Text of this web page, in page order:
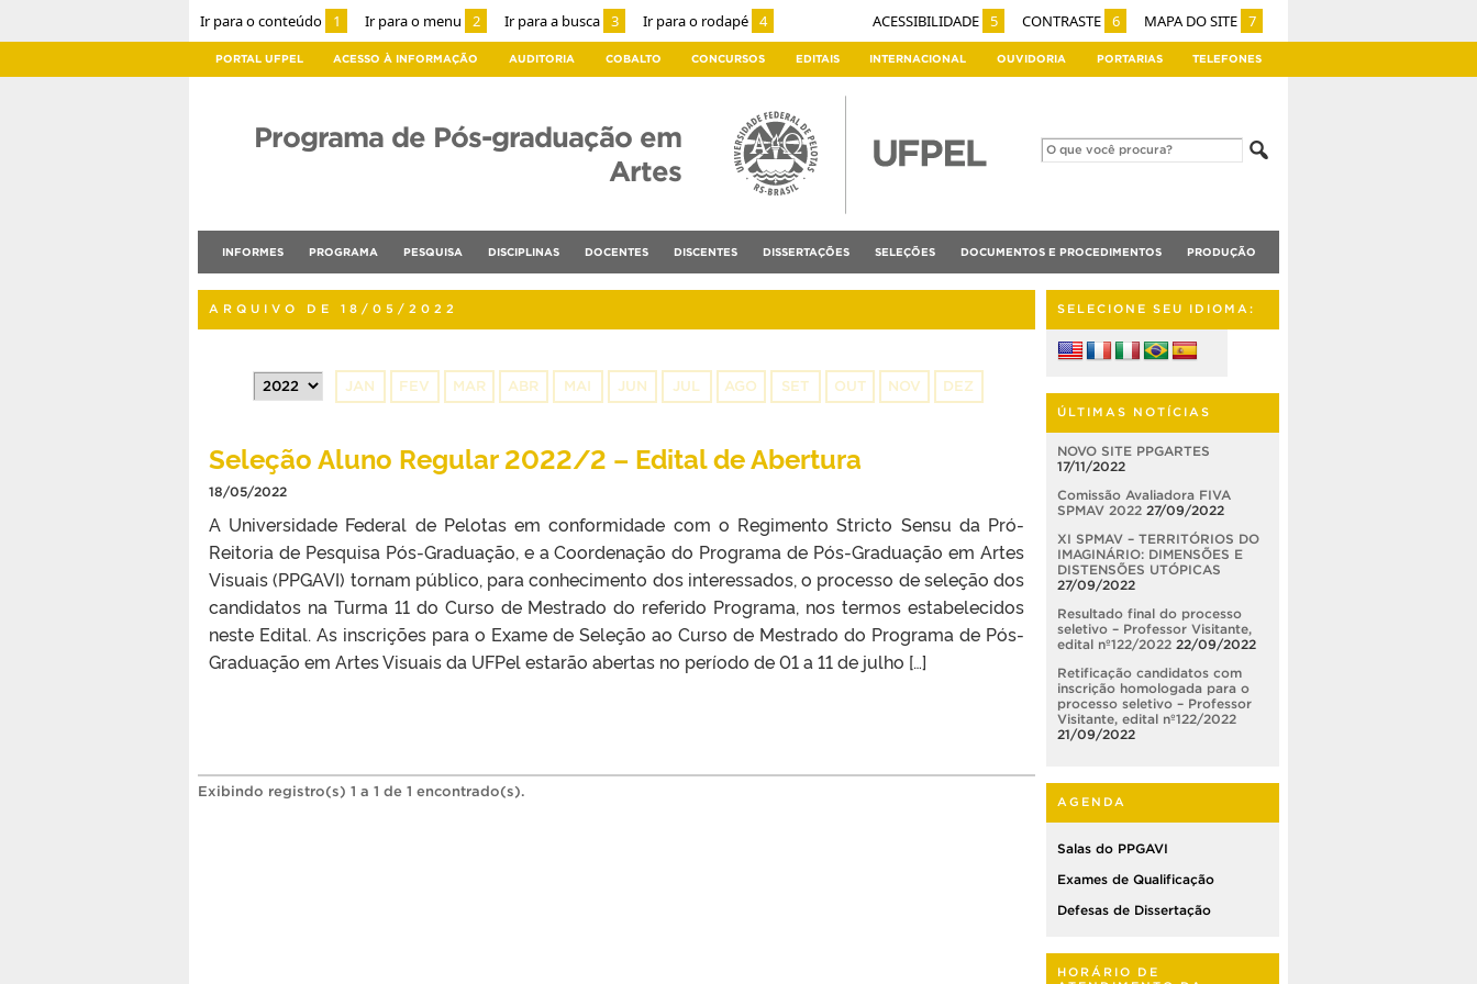
Ir para o conteúdo 1 Ir para o menu 2 Ir para a busca 3 Ir para o rodapé 4 ACESSIBILIDADE 5 CONTRASTE 6 MAPA DO SITE 7
PORTAL UFPEL ACESSO À INFORMAÇÃO AUDITORIA COBALTO CONCURSOS EDITAIS INTERNACIONAL OUVIDORIA PORTARIAS TELEFONES
Programa de Pós-graduação em
Artes
INFORMES PROGRAMA PESQUISA DISCIPLINAS DOCENTES DISCENTES DISSERTAÇÕES SELEÇÕES DOCUMENTOS E PROCEDIMENTOS PRODUÇÃO
ARQUIVO DE 18/05/2022
JAN FEV MAR ABR MAI JUN JUL AGO SET OUT NOV DEZ
Seleção Aluno Regular 2022/2 – Edital de Abertura
18/05/2022
A Universidade Federal de Pelotas em conformidade com o Regimento Stricto Sensu da Pró-
Reitoria de Pesquisa Pós-Graduação, e a Coordenação do Programa de Pós-Graduação em Artes
Visuais (PPGAVI) tornam público, para conhecimento dos interessados, o processo de seleção dos
candidatos na Turma 11 do Curso de Mestrado do referido Programa, nos termos estabelecidos
neste Edital. As inscrições para o Exame de Seleção ao Curso de Mestrado do Programa de Pós-
Graduação em Artes Visuais da UFPel estarão abertas no período de 01 a 11 de julho […]
Exibindo registro(s) 1 a 1 de 1 encontrado(s).
SELECIONE SEU IDIOMA:
ÚLTIMAS NOTÍCIAS
NOVO SITE PPGARTES
17/11/2022
Comissão Avaliadora FIVA
SPMAV 2022 27/09/2022
XI SPMAV – TERRITÓRIOS DO
IMAGINÁRIO: DIMENSÕES E
DISTENSÕES UTÓPICAS
27/09/2022
Resultado final do processo
seletivo – Professor Visitante,
edital nº122/2022 22/09/2022
Retificação candidatos com
inscrição homologada para o
processo seletivo – Professor
Visitante, edital nº122/2022
21/09/2022
AGENDA
Salas do PPGAVI
Exames de Qualificação
Defesas de Dissertação
HORÁRIO DE